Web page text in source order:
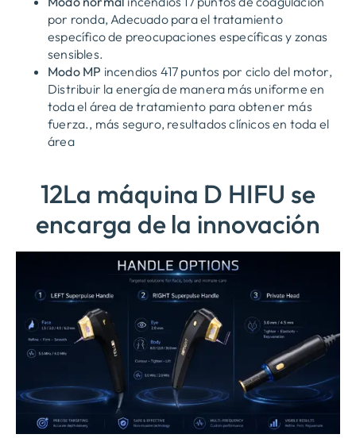
por ronda, Adecuado para el tratamiento
específico de preocupaciones específicas y zonas
sensibles.
Modo MP incendios 417 puntos por ciclo del motor,
Distribuir la energía de manera más uniforme en
toda el área de tratamiento para obtener más
fuerza., más seguro, resultados clínicos en toda el
área
12La máquina D HIFU se
encarga de la innovación